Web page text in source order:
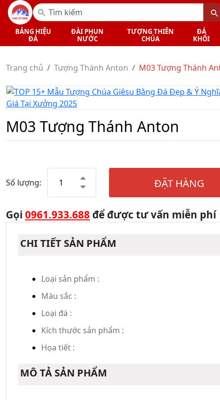
BẢNG HIỆU
ĐÁ
ĐÀI PHUN
NƯỚC
TƯỢNG THIÊN
CHÚA
ĐÁ
KHỐI
Trang chủ Tượng Thánh Anton M03 Tượng Thánh
M03 Tượng Thánh Anton
Số lượng: ĐẶT HÀNG
Gọi 0961.933.688 để được tư vấn miễn phí
CHI TIẾT SẢN PHẨM
Loại sản phẩm :
Màu sắc :
Loại đá :
Kích thước sản phẩm :
Họa tiết :
MÔ TẢ SẢN PHẨM